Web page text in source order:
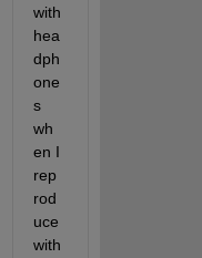
with
hea
dph
one
s
wh
en I
rep
rod
uce
with